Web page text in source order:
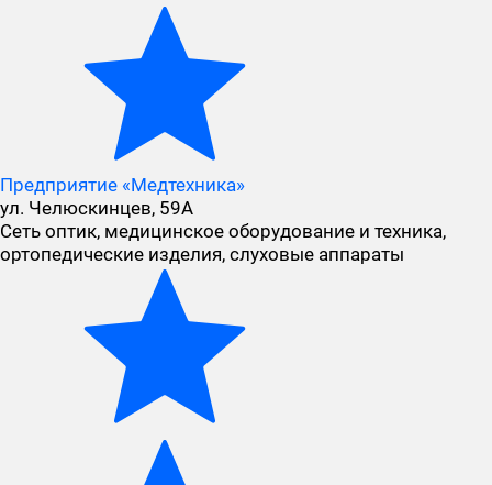
Предприятие «Медтехника»
ул. Челюскинцев, 59А
Сеть оптик, медицинское оборудование и техника,
ортопедические изделия, слуховые аппараты